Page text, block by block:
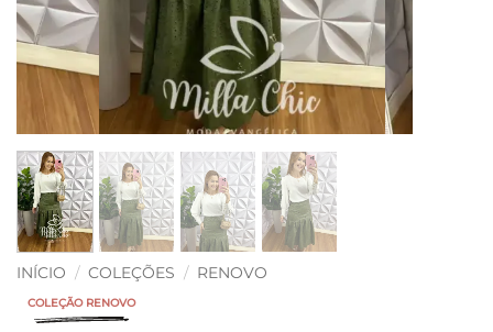
INÍCIO / COLEÇÕES / RENOVO
COLEÇÃO RENOVO